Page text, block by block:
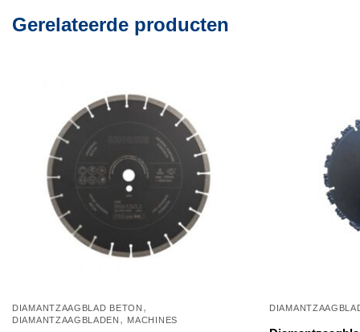
Gerelateerde producten
DIAMANTZAAGBLAD BETON ,
DIAMANTZAAGBLADEN , MACHINES